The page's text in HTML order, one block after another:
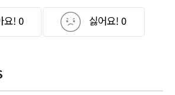
요! 0 싫어요! 0